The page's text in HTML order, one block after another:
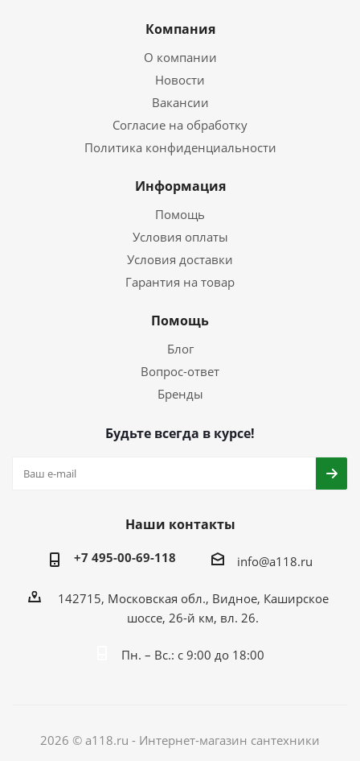
Компания
О компании
Новости
Вакансии
Согласие на обработку
Политика конфиденциальности
Информация
Помощь
Условия оплаты
Условия доставки
Гарантия на товар
Помощь
Блог
Вопрос-ответ
Бренды
Будьте всегда в курсе!
Наши контакты
+7 495-00-69-118 info@a118.ru
142715, Московская обл., Видное, Каширское
шоссе, 26-й км, вл. 26.
Пн. – Вс.: с 9:00 до 18:00
2026 © a118.ru - Интернет-магазин сантехники